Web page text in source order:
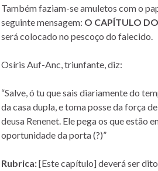
Também faziam-se amuletos com o
seguinte mensagem: O CAPÍTULO
será colocado no pescoço do falecido.
Osíris Auf-Anc, triunfante, diz:
“Salve, ó tu que sais diariamente do
da casa dupla, e toma posse da força
deusa Renenet. Ele pega os que estão
oportunidade da porta (?)”
Rubrica:[Este capítulo] deverá ser